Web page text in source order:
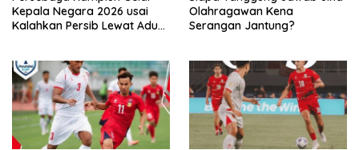
Kepala Negara 2026 usai
Kalahkan Persib Lewat Adu
Olahragawan Kena
Serangan Jantung?